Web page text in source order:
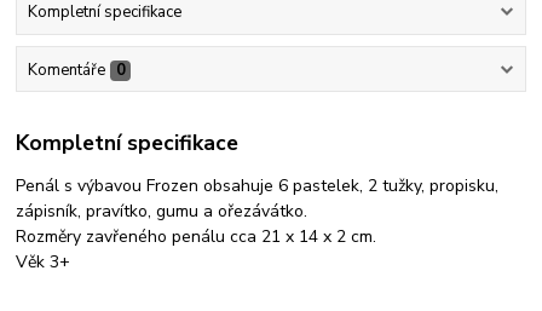
Kompletní specifikace
Komentáře 0
Kompletní specifikace
Penál s výbavou Frozen obsahuje 6 pastelek, 2 tužky, propisku,
zápisník, pravítko, gumu a ořezávátko.
Rozměry zavřeného penálu cca 21 x 14 x 2 cm.
Věk 3+